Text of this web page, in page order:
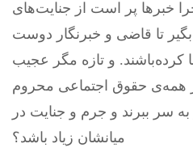
خبرها پر است از جنایت‌های
تا قاضی و خبرنگار دوست
کرده‌باشند. و تازه مگر عجیب
همه‌ی حقوق اجتماعی محروم
سر ببرند و جرم و جنایت در
میانشان زیاد باشد؟